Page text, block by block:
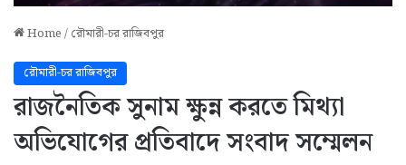
Home/রৌমারী-চর রাজিবপুর
রৌমারী-চর রাজিবপুর
রাজনৈতিক সুনাম ক্ষুন্ন করতে মিথ্যা
অভিযোগের প্রতিবাদে সংবাদ সম্মেলন